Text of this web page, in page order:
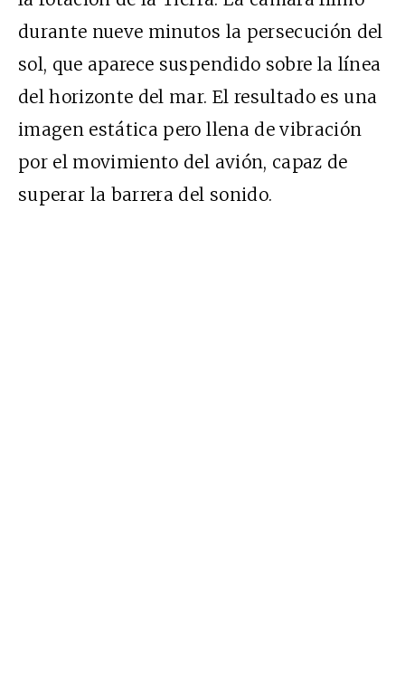
durante nueve minutos la persecución del
sol, que aparece suspendido sobre la línea
del horizonte del mar. El resultado es una
imagen estática pero llena de vibración
por el movimiento del avión, capaz de
superar la barrera del sonido.